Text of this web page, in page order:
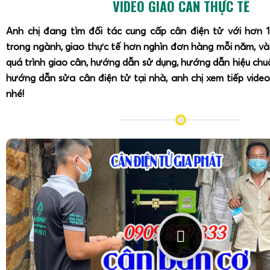
VIDEO GIAO CÂN THỰC TẾ
Anh chị đang tìm đối tác cung cấp cân điện tử với hơn
trong ngành, giao thực tế hơn nghìn đơn hàng mỗi năm,
quá trình giao cân, hướng dẫn sử dụng, hướng dẫn hiệu
hướng dẫn sửa cân điện tử tại nhà, anh chị xem tiếp
nhé!